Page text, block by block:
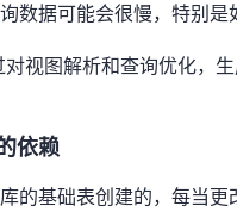
数据可能会很慢，特别是
视图解析和查询优化，
依赖
的基础表创建的，每当